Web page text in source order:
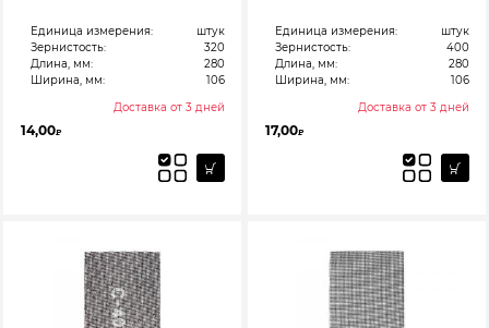
Единица измерения:
штук
Зернистость:
320
Длина, мм:
280
Ширина, мм:
106
Доставка от 3 дней
14,00₽
Единица измерения:
штук
Зернистость:
400
Длина, мм:
280
Ширина, мм:
106
Доставка от 3 дней
17,00₽